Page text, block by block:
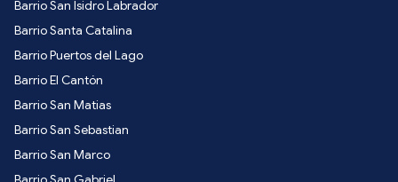
Barrio San Isidro Labrador
Barrio Santa Catalina
Barrio Puertos del Lago
Barrio El Cantón
Barrio San Matias
Barrio San Sebastian
Barrio San Marco